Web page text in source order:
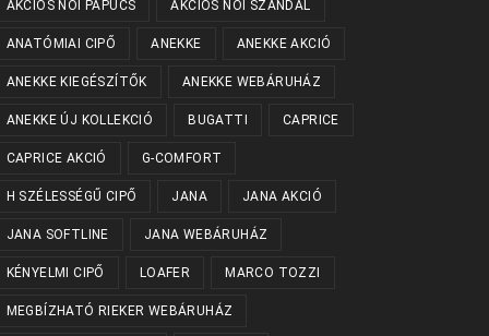
AKCIÓS NŐI PAPUCS AKCIÓS NŐI SZANDÁL
ANATÓMIAI CIPŐ ANEKKE ANEKKE AKCIÓ
ANEKKE KIEGÉSZÍTŐK ANEKKE WEBÁRUHÁZ
ANEKKE ÚJ KOLLEKCIÓ BUGATTI CAPRICE
CAPRICE AKCIÓ G-COMFORT
H SZÉLESSÉGŰ CIPŐ JANA JANA AKCIÓ
JANA SOFTLINE JANA WEBÁRUHÁZ
KÉNYELMI CIPŐ LOAFER MARCO TOZZI
MEGBÍZHATÓ RIEKER WEBÁRUHÁZ